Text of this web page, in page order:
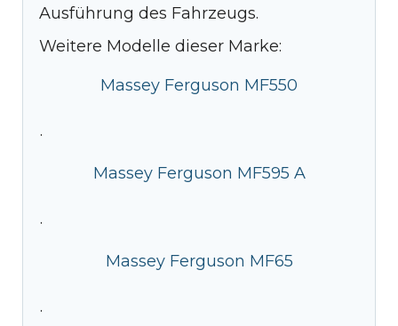
Ausführung des Fahrzeugs.
Weitere Modelle dieser Marke:
Massey Ferguson MF550
·
Massey Ferguson MF595 A
·
Massey Ferguson MF65
·